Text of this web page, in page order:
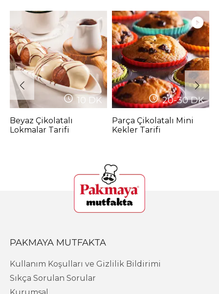
10 DK
Beyaz Çikolatalı
Lokmalar Tarifi
20-30DK
Parça Çikolatalı Mini
Kekler Tarifi
PAKMAYA MUTFAKTA
Kullanım Koşulları ve Gizlilik Bildirimi
Sıkça Sorulan Sorular